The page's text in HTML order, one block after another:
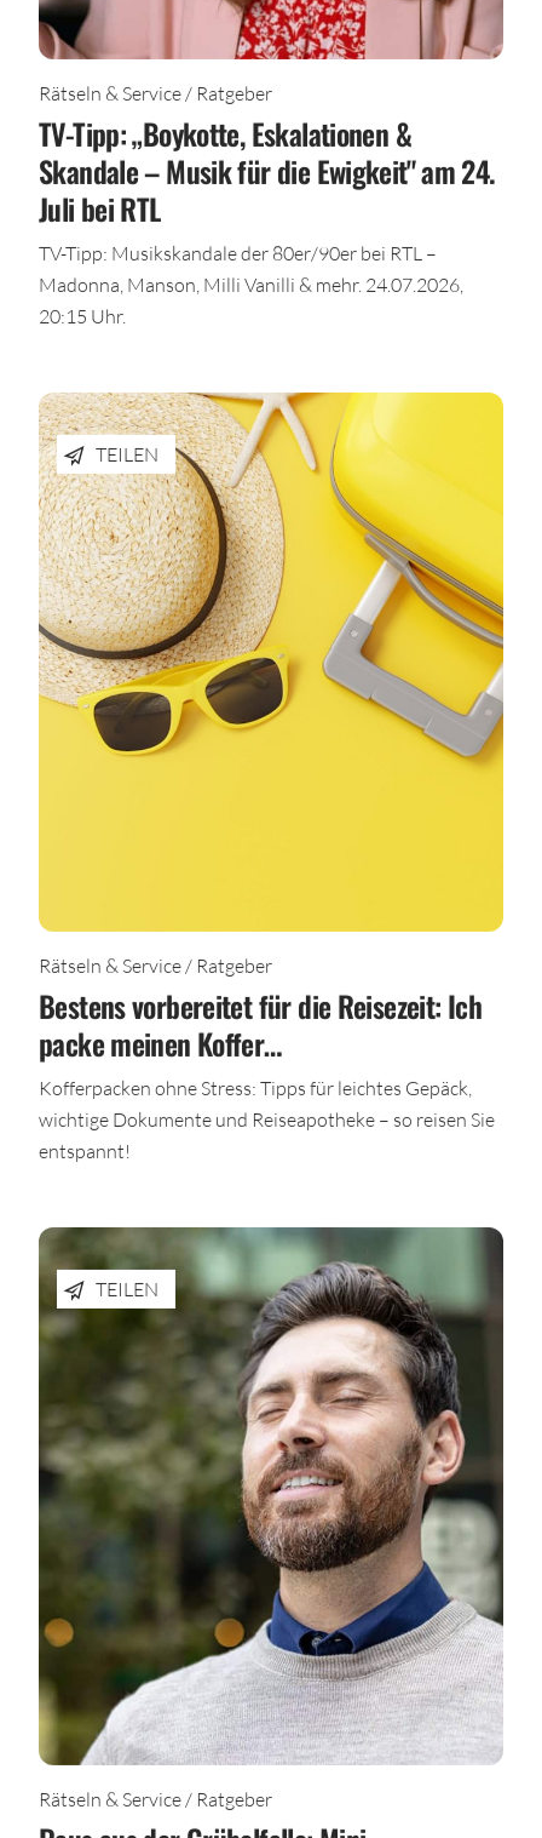
Rätseln & Service / Ratgeber
TV-Tipp: „Boykotte, Eskalationen &
Skandale – Musik für die Ewigkeit" am 24.
Juli bei RTL
TV-Tipp: Musikskandale der 80er/90er bei RTL –
Madonna, Manson, Milli Vanilli & mehr. 24.07.2026,
20:15 Uhr.
TEILEN
Rätseln & Service / Ratgeber
Bestens vorbereitet für die Reisezeit: Ich
packe meinen Koffer…
Kofferpacken ohne Stress: Tipps für leichtes Gepäck,
wichtige Dokumente und Reiseapotheke – so reisen Sie
entspannt!
TEILEN
Rätseln & Service / Ratgeber